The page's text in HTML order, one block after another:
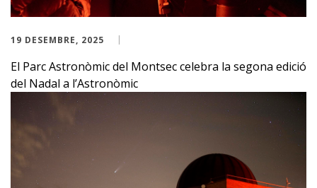
19 DESEMBRE, 2025
El Parc Astronòmic del Montsec celebra la segona edició
del Nadal a l’Astronòmic